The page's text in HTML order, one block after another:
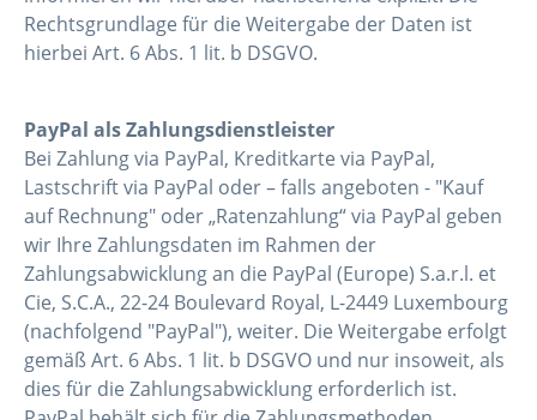
Rechtsgrundlage für die Weitergabe der Daten ist
hierbei Art. 6 Abs. 1 lit. b DSGVO.
PayPal als Zahlungsdienstleister
Bei Zahlung via PayPal, Kreditkarte via PayPal,
Lastschrift via PayPal oder – falls angeboten - "Kauf
auf Rechnung" oder „Ratenzahlung“ via PayPal geben
wir Ihre Zahlungsdaten im Rahmen der
Zahlungsabwicklung an die PayPal (Europe) S.a.r.l. et
Cie, S.C.A., 22-24 Boulevard Royal, L-2449 Luxembourg
(nachfolgend "PayPal"), weiter. Die Weitergabe erfolgt
gemäß Art. 6 Abs. 1 lit. b DSGVO und nur insoweit, als
dies für die Zahlungsabwicklung erforderlich ist.